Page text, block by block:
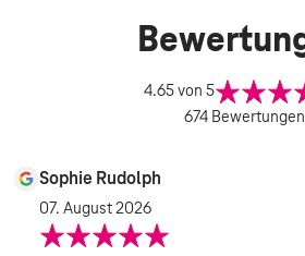
4.65von 5
674 Bewertungen
Sophie Rudolph
07. August 2026